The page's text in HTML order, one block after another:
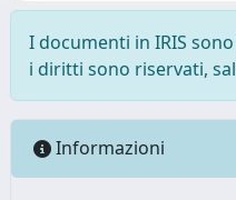
I documenti in IRIS
i diritti sono riservati,
Informazioni